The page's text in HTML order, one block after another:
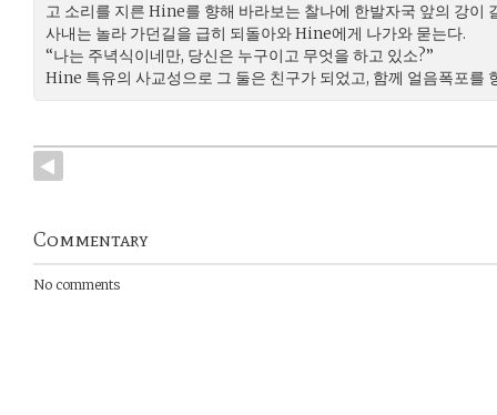
고 소리를 지른 Hine를 향해 바라보는 찰나에 한발자국 앞의 강이
사내는 놀라 가던길을 급히 되돌아와 Hine에게 나가와 묻는다.
“나는 주녁식이네만, 당신은 누구이고 무엇을 하고 있소?”
Hine 특유의 사교성으로 그 둘은 친구가 되었고, 함께 얼음폭포를
Commentary
No comments